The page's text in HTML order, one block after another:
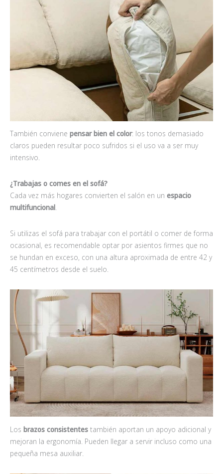
También conviene pensar bien el color: los tonos demasiado
claros pueden resultar poco sufridos si el uso va a ser muy
intensivo.
¿Trabajas o comes en el sofá?
Cada vez más hogares convierten el salón en un espacio
multifuncional.
Si utilizas el sofá para trabajar con el portátil o comer de forma
ocasional, es recomendable optar por asientos firmes que no
se hundan en exceso, con una altura aproximada de entre 42 y
45 centímetros desde el suelo.
Los brazos consistentes también aportan un apoyo adicional y
mejoran la ergonomía. Pueden llegar a servir incluso como una
pequeña mesa auxiliar.